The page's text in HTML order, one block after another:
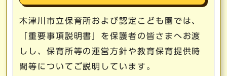
木津川市立保育所および認定こども園では、
「重要事項説明書」を保護者の皆さまへお渡
しし、保育所等の運営方針や教育保育提供時
間等についてご説明しています。